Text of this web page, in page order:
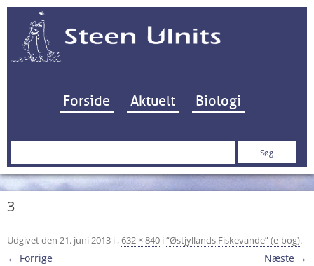
Hop til indhold
Forside Aktuelt Biologi
Søg
3
Udgivet den 21. juni 2013 i ,632 × 840 i“Østjyllands Fiskevande” (e-bog).
← Forrige Næste →